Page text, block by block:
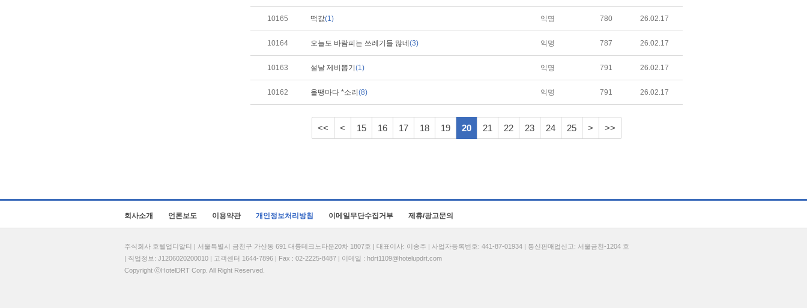
10165 떡값(1) 익명 780 26.02.17
10164 오늘도 바람피는 쓰레기들 많네 (3) 익명 787 26.02.17
10163 설날 제비뽑기 (1) 익명 791 26.02.17
10162 올땡마다 *소리 (8) 익명 791 26.02.17
<< < 15 16 17 18 19 20 21 22 23 24 25 > >>
회사소개 언론보도 이용약관 개인정보처리방침 이메일무단수집거부 제휴/광고문의
주식회사 호텔업디알티 | 서울특별시 금천구 가산동 691 대륭테크노타운20차 1807호 | 대표이사: 이송주 | 사업자등록번호: 441-87-01934 | 통신판매업신고: 서울금천-1204 호
| 직업정보: J1206020200010 | 고객센터 1644-7896 | Fax : 02-2225-8487 | 이메일 : hdrt1109@hotelupdrt.com
Copyright ⓒHotelDRT Corp. All Right Reserved.